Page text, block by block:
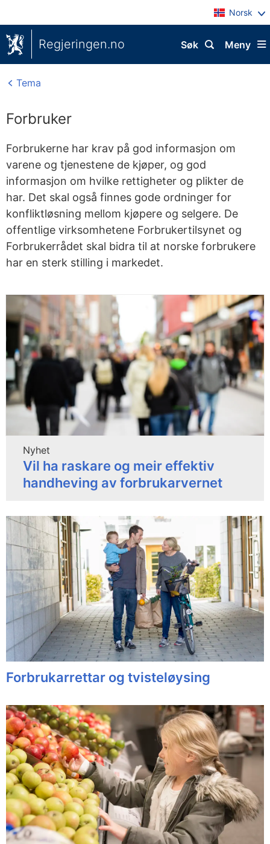
Norsk
Regjeringen.no Meny
Søk
Tema
Forbruker
Forbrukerne har krav på god informasjon om
varene og tjenestene de kjøper, og god
informasjon om hvilke rettigheter og plikter de
har. Det skal også finnes gode ordninger for
konfliktløsning mellom kjøpere og selgere. De
offentlige virksomhetene Forbrukertilsynet og
Forbrukerrådet skal bidra til at norske forbrukere
har en sterk stilling i markedet.
Nyhet
Vil ha raskare og meir effektiv
handheving av forbrukarvernet
Forbrukarrettar og tvisteløysing